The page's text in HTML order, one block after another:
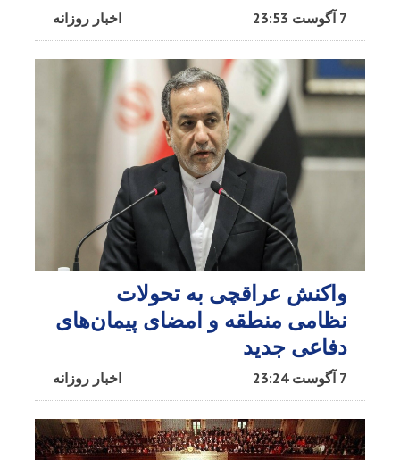
اخبار روزانه 7 آگوست 23:53
واکنش عراقچی به تحولات
نظامی منطقه و امضای پیمان‌های
دفاعی جدید
اخبار روزانه 7 آگوست 23:24